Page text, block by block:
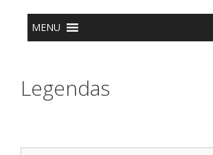
conteúdo
MENU
Legendas